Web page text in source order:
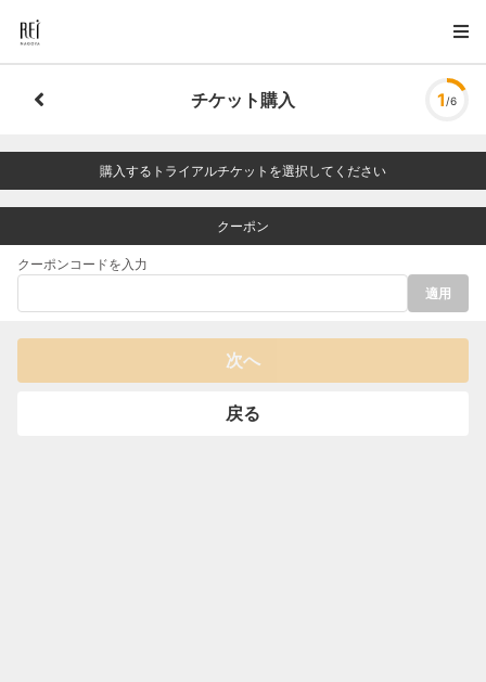
チケット購入 1 /6
購入するトライアルチケットを選択してください
クーポン
クーポンコードを入力
適用
次へ
戻る